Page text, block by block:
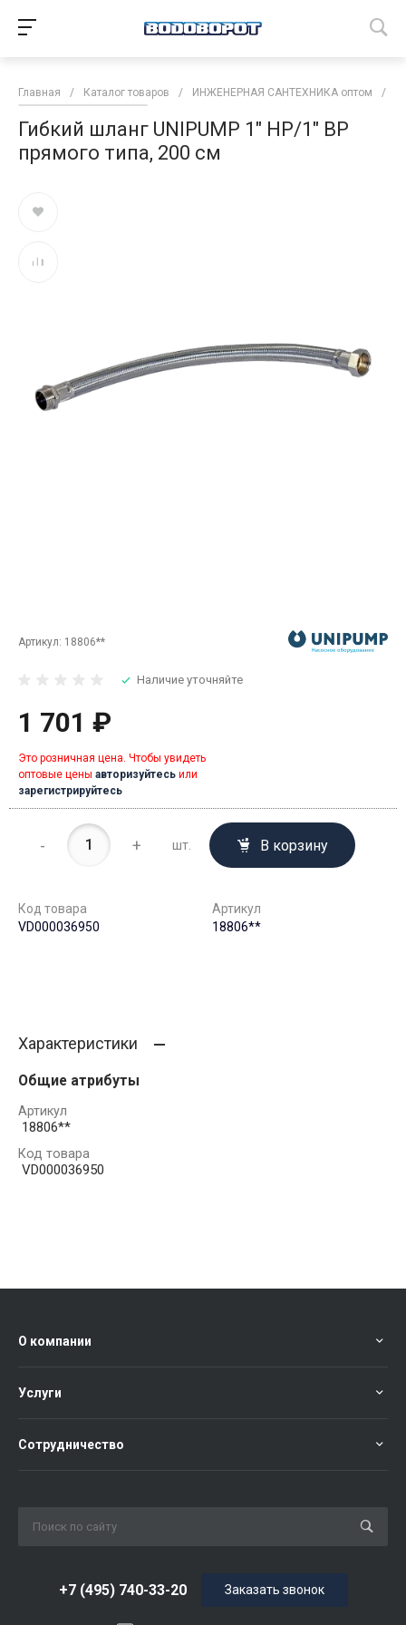
Главная / Каталог товаров / ИНЖЕНЕРНАЯ САНТЕХНИКА оптом /
Гибкий шланг UNIPUMP 1" НР/1" ВР
прямого типа, 200 см
Артикул: 18806**
Наличие уточняйте
1 701 ₽
Это розничная цена. Чтобы увидеть
оптовые цены авторизуйтесь или
зарегистрируйтесь
- + шт. В корзину
Код товара
VD000036950
Артикул
18806**
Характеристики
Общие атрибуты
Артикул
18806**
Код товара
VD000036950
О компании
Услуги
Сотрудничество
+7 (495) 740-33-20 Заказать звонок